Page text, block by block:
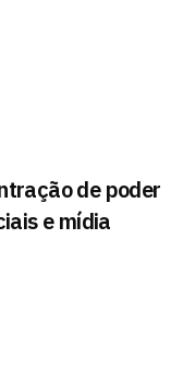
de poder
e mídia